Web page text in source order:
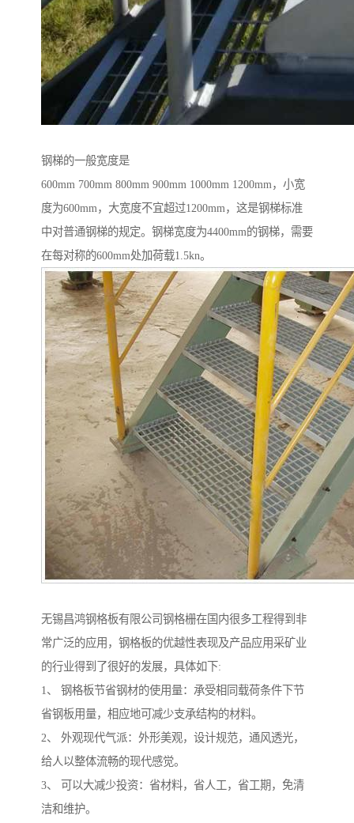
钢梯的一般宽度是
600mm 700mm 800mm 900mm 1000mm 1200mm，小宽
度为600mm，大宽度不宜超过1200mm，这是钢梯标准
中对普通钢梯的规定。钢梯宽度为4400mm的钢梯，需要
在每对称的600mm处加荷载1.5kn。
无锡昌鸿钢格板有限公司钢格栅在国内很多工程得到非
常广泛的应用，钢格板的优越性表现及产品应用采矿业
的行业得到了很好的发展，具体如下:
1、 钢格板节省钢材的使用量：承受相同载荷条件下节
省钢板用量，相应地可减少支承结构的材料。
2、 外观现代气派：外形美观，设计规范，通风透光，
给人以整体流畅的现代感觉。
3、 可以大减少投资：省材料，省人工，省工期，免清
洁和维护。